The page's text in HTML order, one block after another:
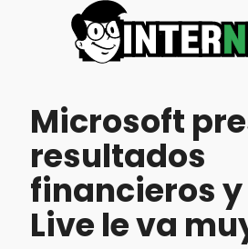
Microsoft
resultados
financieros y
Live le va